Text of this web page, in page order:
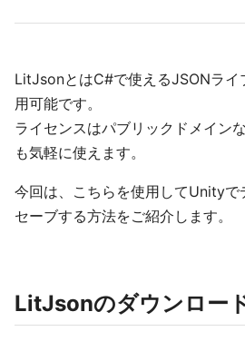
LitJsonとはC#で使えるJSONラ
用可能です。
ライセンスはパブリックドメイン
も気軽に使えます。
今回は、こちらを使用してUnityで
セーブする方法をご紹介します。
LitJsonのダウンロー